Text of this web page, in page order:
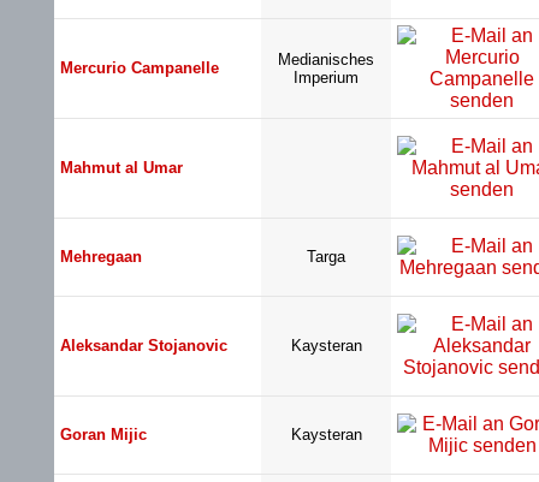
Mercurio Campanelle
Medianisches
Imperium
Mahmut al Umar
Mehregaan Targa
Aleksandar Stojanovic Kaysteran
Goran Mijic Kaysteran